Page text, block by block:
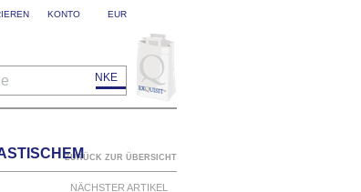
EUR
KONTO
GESCHENKE
ZURÜCK ZUR ÜBERSICHT
NÄCHSTER ARTIKEL